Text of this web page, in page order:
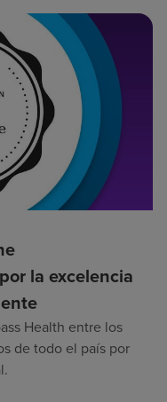
la excelencia
Health entre los
de todo el país por